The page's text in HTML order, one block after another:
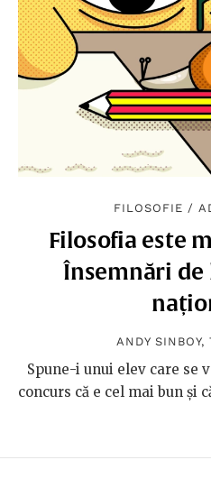
FILOSOFIE /
Filosofia este
Însemnări
ANDY SINBOY,
Spune-i unui elev care se
concurs că e cel mai bun și